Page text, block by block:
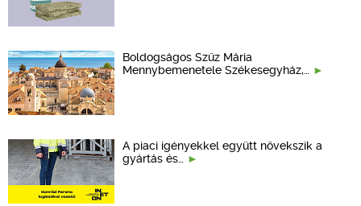
Boldogságos Szűz Mária
Mennybemenetele Székesegyház,…
A piaci igényekkel együtt növekszik a
gyártás és…